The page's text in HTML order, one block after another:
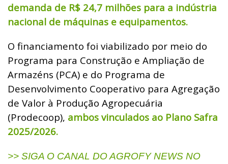
demanda de R$ 24,7 milhões para a indústria
nacional de máquinas e equipamentos.
O financiamento foi viabilizado por meio do
Programa para Construção e Ampliação de
Armazéns (PCA) e do Programa de
Desenvolvimento Cooperativo para Agregação
de Valor à Produção Agropecuária
(Prodecoop), ambos vinculados ao Plano Safra
2025/2026.
>> SIGA O CANAL DO AGROFY NEWS NO